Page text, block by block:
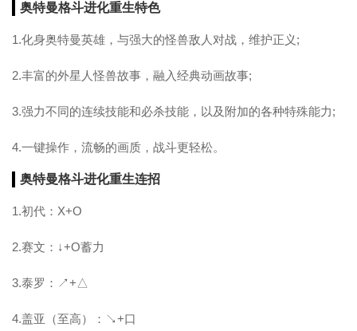
奥特曼格斗进化重生特色
1.化身奥特曼英雄，与强大的怪兽敌人对战，维护正义;
2.丰富的外星人怪兽故事，融入经典动画故事;
3.强力不同的连续技能和必杀技能，以及附加的各种特殊能力;
4.一键操作，流畅的画质，战斗更轻松。
奥特曼格斗进化重生连招
1.初代：X+O
2.赛文：↓+O蓄力
3.泰罗：↗+△
4.盖亚（至高）：↘+口